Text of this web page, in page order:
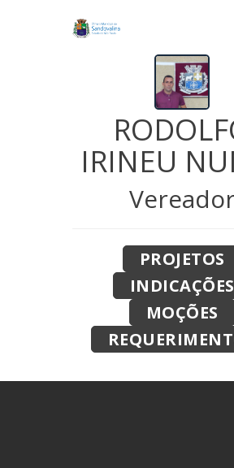
IRINEU
PROJETOS
INDICAÇÕES
MOÇÕES